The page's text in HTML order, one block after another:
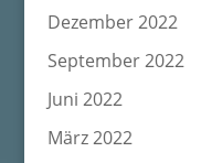
Dezember 2022
September 2022
Juni 2022
März 2022